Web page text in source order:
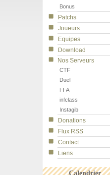
Bonus
Patchs
Joueurs
Equipes
Download
Nos Serveurs
CTF
Duel
FFA
infclass
Instagib
Donations
Flux RSS
Contact
Liens
Calendrier